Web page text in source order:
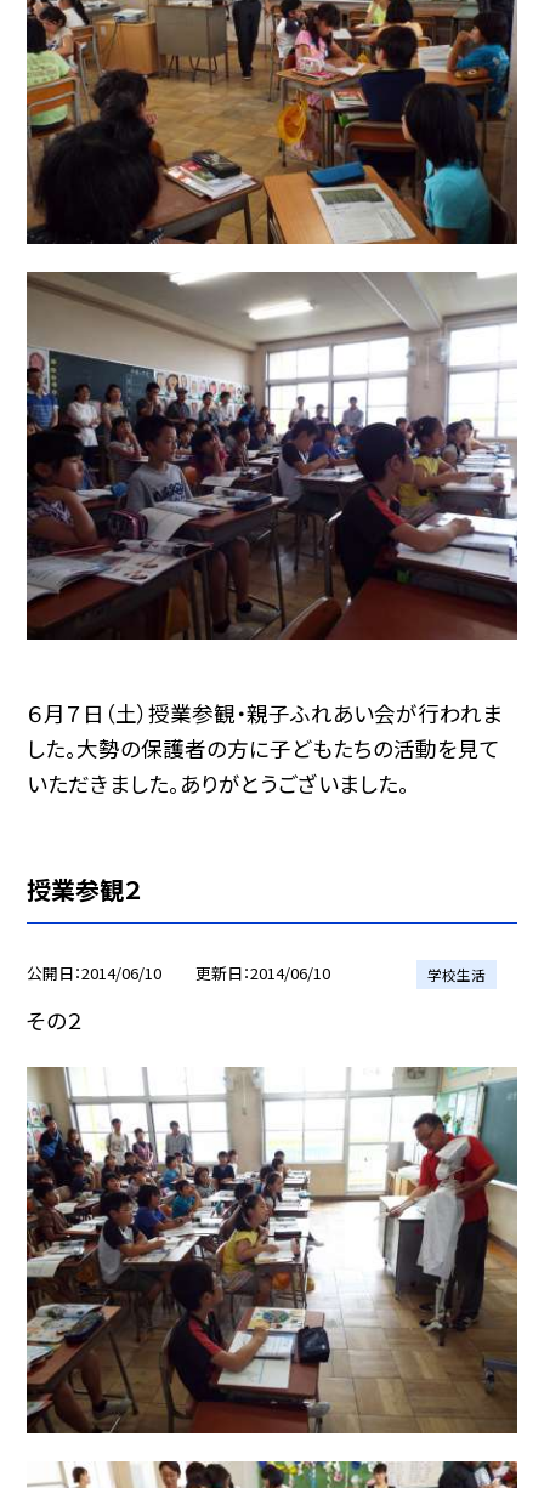
６月７日（土）授業参観・親子ふれあい会が行われま
した。大勢の保護者の方に子どもたちの活動を見て
いただきました。ありがとうございました。
授業参観２
公開日 2014/06/10 更新日 2014/06/10 学校生活
その２